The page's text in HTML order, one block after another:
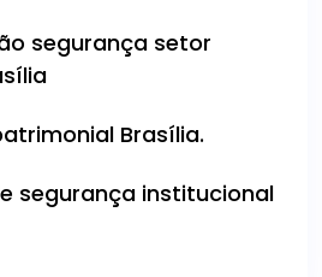
segurança setor
Brasília.
segurança institucional